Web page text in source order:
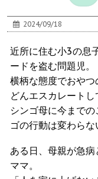
2024/09/18
近所に住む小3の息
ードを盗む問題児。
横柄な態度でおや
どんエスカレート
シンゴ母に今まで
ゴの行動は変わらな
ある日、母親が急
ママ。